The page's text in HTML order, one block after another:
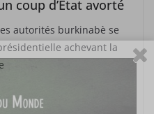
coup d’Etat avorté
autorités burkinabè se
achevant la